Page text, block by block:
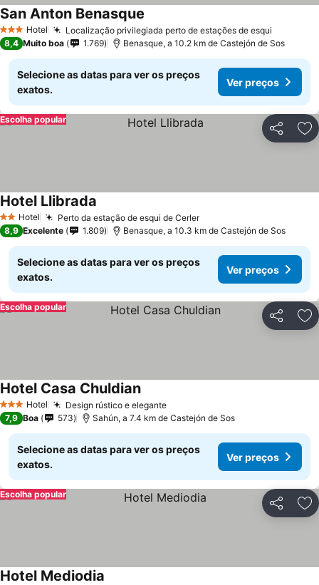
3 EstrelasHotel Localização privilegiada perto de estações de esqui
San Anton Benasque
8,4 Muito boa 1.769 Benasque, a 10.2 km de Castejón de Sos
Selecione as datas para ver os preços
exatos.
Ver preços
Partilhar
Escolha popular
2 Estrelas
Hotel Perto da estação de esqui de CerlerVer preços
Hotel Llibrada
8,9 Excelente 1.809 Benasque, a 10.3 km de Castejón de Sos
Selecione as datas para ver os preços
exatos.
Ver preços
Partilhar
Escolha popular
3 EstrelasHotel Design rústico e eleganteVer preços
Hotel Casa ChuldianVer preços
7,9 Boa 573 Sahún, a 7.4 km de Castejón de Sos
Selecione as datas para ver os preços
exatos.
Ver preços
Partilhar
Escolha popular
Hotel Mediodia